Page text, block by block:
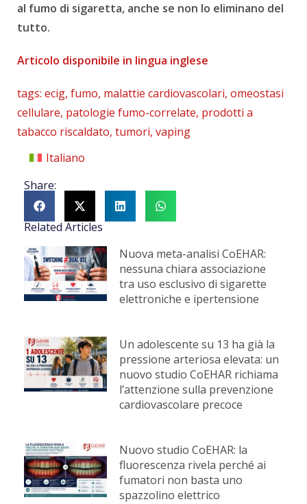
al fumo di sigaretta, anche se non lo eliminano del
tutto.
Articolo disponibile in lingua inglese
tags: ecig, fumo, malattie cardiovascolari, omeostasi
cellulare, patologie fumo-correlate, prodotti a
tabacco riscaldato, tumori, vaping
Italiano
Share:
Related Articles
Nuova meta-analisi CoEHAR:
nessuna chiara associazione
tra uso esclusivo di sigarette
elettroniche e ipertensione
Un adolescente su 13 ha già la
pressione arteriosa elevata: un
nuovo studio CoEHAR richiama
l’attenzione sulla prevenzione
cardiovascolare precoce
Nuovo studio CoEHAR: la
fluorescenza rivela perché ai
fumatori non basta uno
spazzolino elettrico